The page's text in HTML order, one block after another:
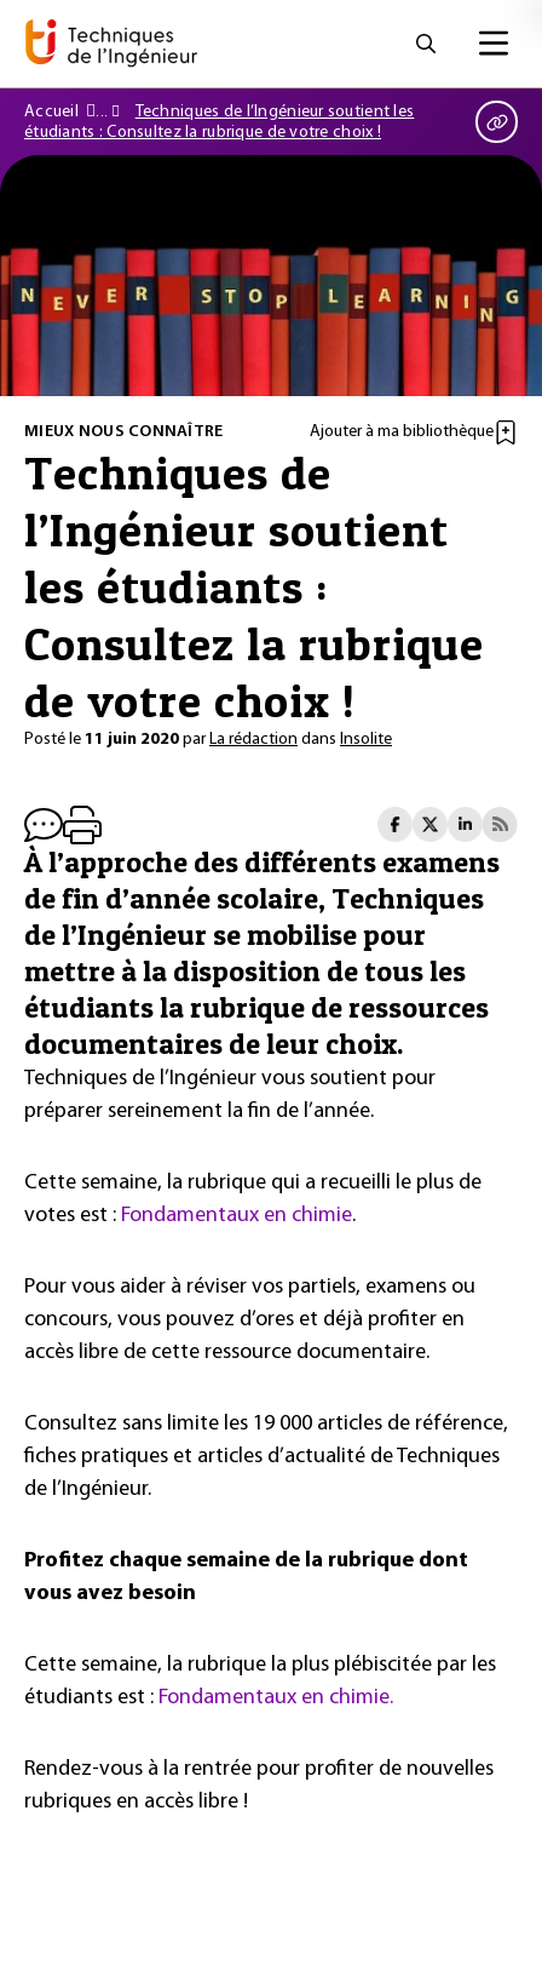
Accueil
Techniques de l’Ingénieur soutient les
étudiants : Consultez la rubrique de votre choix !
MIEUX NOUS CONNAÎTRE Ajouter à ma bibliothèque
Techniques de
l’Ingénieur soutient
les étudiants :
Consultez la rubrique
de votre choix !
Posté le 11 juin 2020 par La rédaction dans Insolite
À l’approche des différents examens
de fin d’année scolaire, Techniques
de l’Ingénieur se mobilise pour
mettre à la disposition de tous les
étudiants la rubrique de ressources
documentaires de leur choix.
Techniques de l’Ingénieur vous soutient pour
préparer sereinement la fin de l’année.
Cette semaine, la rubrique qui a recueilli le plus de
votes est : Fondamentaux en chimie.
Pour vous aider à réviser vos partiels, examens ou
concours, vous pouvez d’ores et déjà profiter en
accès libre de cette ressource documentaire.
Consultez sans limite les 19 000 articles de référence,
fiches pratiques et articles d’actualité de Techniques
de l’Ingénieur.
Profitez chaque semaine de la rubrique dont
vous avez besoin
Cette semaine, la rubrique la plus plébiscitée par les
étudiants est : Fondamentaux en chimie.
Rendez-vous à la rentrée pour profiter de nouvelles
rubriques en accès libre !